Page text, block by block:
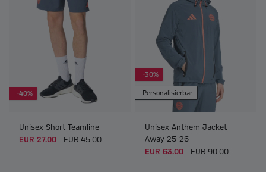
-40%
Unisex Short Teamline
EUR 27.00
EUR 45.00
-30%
Personalisierbar
Unisex Anthem Jacket
Away 25-26
EUR 63.00
EUR 90.00